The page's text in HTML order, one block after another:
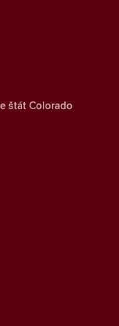
štát Colorado